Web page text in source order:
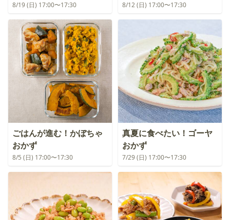
8/19 (日) 17:00〜17:30 8/12 (日) 17:00〜17:30
ごはんが進む！かぼちゃ
おかず
8/5 (日) 17:00〜17:30
真夏に食べたい！ゴーヤ
おかず
7/29 (日) 17:00〜17:30